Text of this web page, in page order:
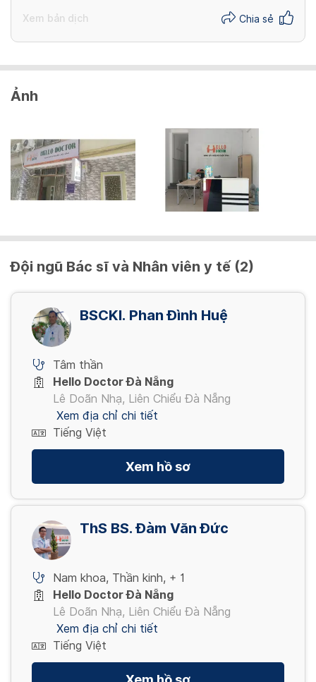
Xem bản dịch Chia sẻ
Ảnh
Đội ngũ Bác sĩ và Nhân viên y tế (2)
BSCKI. Phan Đình Huệ
Tâm thần
Hello Doctor Đà Nẵng
Lê Doãn Nhạ, Liên Chiểu Đà Nẵng
Xem địa chỉ chi tiết
Tiếng Việt
Xem hồ sơ
ThS BS. Đàm Văn Đức
Nam khoa, Thần kinh, + 1
Hello Doctor Đà Nẵng
Lê Doãn Nhạ, Liên Chiểu Đà Nẵng
Xem địa chỉ chi tiết
Tiếng Việt